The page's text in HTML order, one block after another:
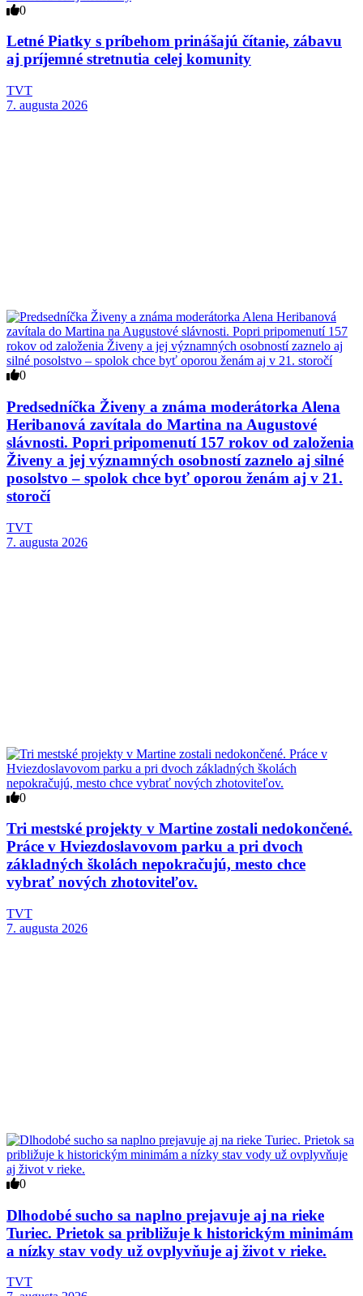
0
Letné Piatky s príbehom prinášajú čítanie, zábavu
aj príjemné stretnutia celej komunity
TVT
7. augusta 2026
0
Predsedníčka Živeny a známa moderátorka Alena
Heribanová zavítala do Martina na Augustové
slávnosti. Popri pripomenutí 157 rokov od založenia
Živeny a jej významných osobností zaznelo aj silné
posolstvo – spolok chce byť oporou ženám aj v 21.
storočí
TVT
7. augusta 2026
0
Tri mestské projekty v Martine zostali nedokončené.
Práce v Hviezdoslavovom parku a pri dvoch
základných školách nepokračujú, mesto chce
vybrať nových zhotoviteľov.
TVT
7. augusta 2026
0
Dlhodobé sucho sa naplno prejavuje aj na rieke
Turiec. Prietok sa približuje k historickým minimám
a nízky stav vody už ovplyvňuje aj život v rieke.
TVT